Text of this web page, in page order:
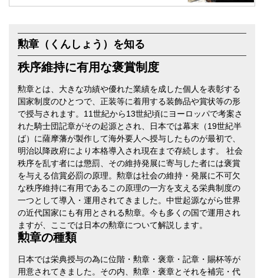
勲章（くんしょう）を知る
秩序維持に有用な褒賞制度
勲章とは、大きな功績や優れた業績を成した個人を表彰する
国家制度のひとつで、正装等に着用する装飾品や賞状等の形
で授与されます。11世紀から13世紀頃にヨーロッパで考案さ
れた騎士団記章がその起源とされ、日本では幕末（19世紀半
ば）に薩摩藩が製作して海外要人へ授与したものが最初で、
明治以降政府により本格導入され現在まで存続します。 社会
秩序を乱す者には懲罰、その維持発展に寄与した者には褒賞
を与える信賞必罰の原理。勲章は社会の維持・発展に不可欠
な秩序維持に有用であるこの原理の一方を支える栄典制度の
一つとして導入・運用されてきました。中世起源ながら世界
の近代国家にも有用とされる勲章。今も多くの国で運用され
ますが、ここでは日本の勲章について解説します。
勲章の種類
日本では栄典授与の為に位階・勲章・褒章・記章・賜杯等が
用意されてきました。その内、勲章・褒章とそれを補完・代